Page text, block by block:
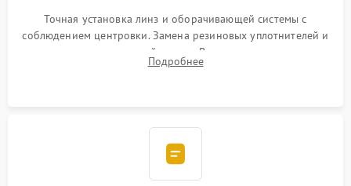
Точная установка линз и оборачивающей системы с
соблюдением центровки. Замена резиновых уплотнителей и
нанесение влагозащитной смазки. Вакуумирование корпуса
и заполнение его осушенным азотом или аргоном для
Подробнее